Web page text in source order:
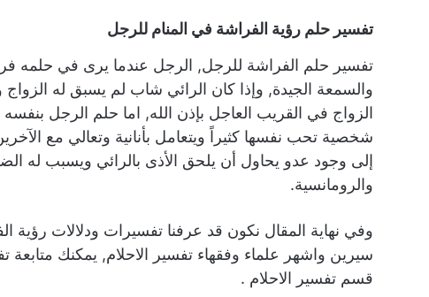
تفسير حلم رؤية الفراشة في المنام للرجل
تفسير حلم الفراشة للرجل, الرجل عندما يرى في حلمه
والسمعة الجيدة, وإذا كان الرائي شاب لم يسبق له
الزواج في القريب العاجل بإذن الله, اما حلم الرجل
شخصية تحب نفسها كثيراً ويتعامل بأنانية وتعالي مع
إلى وجود عدو يحاول أن يلحق الأذى بالرائي ويسبب له
والرومانسية.
وفي نهاية المقال نكون قد عرفنا تفسيرات ودلالات رؤية
سيرين واشهر علماء وفقهاء تفسير الاحلام, يمكنك متابعة
قسم تفسير الاحلام .